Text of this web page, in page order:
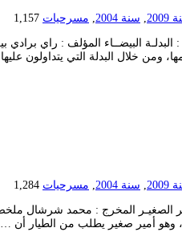
سنة 2004 مسرحيات 1,157
عنوان العرض : البدلـة البيضــاء
ومن خلال البدلة التي يتداولون
, سنة 2004 , مسرحيات 1,284
: الأميـر الصغيـر المخرج : محمد
وهو أمير صغير يطلب من الطيار أن …